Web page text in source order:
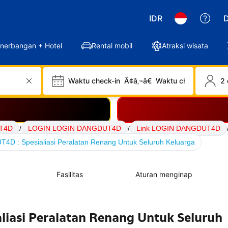
IDR
+ Hotel Rental mobil Atraksi wisata
Waktu check-in Ã¢â‚¬â€ Waktu check-out 2
/ LOGIN LOGIN DANGDUT4D / Link LOGIN DANGDUT4D
: Spesialiasi Peralatan Renang Untuk Seluruh Keluarga
Fasilitas Aturan menginap
Peralatan Renang Untuk Seluruh